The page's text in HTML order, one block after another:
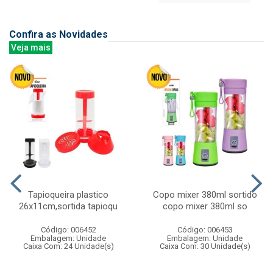
Confira as Novidades
Veja mais
Tapioqueira plastico
26x11cm,sortida tapioqu
Código: 006452
Embalagem: Unidade
Caixa Com: 24 Unidade(s)
Copo mixer 380ml sortido
copo mixer 380ml so
Código: 006453
Embalagem: Unidade
Caixa Com: 30 Unidade(s)